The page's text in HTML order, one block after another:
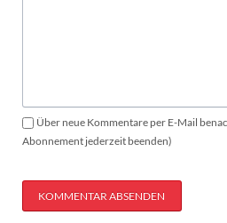
Über neue Kommentare per E-Mail
Abonnement jederzeit beenden)
KOMMENTAR ABSENDEN